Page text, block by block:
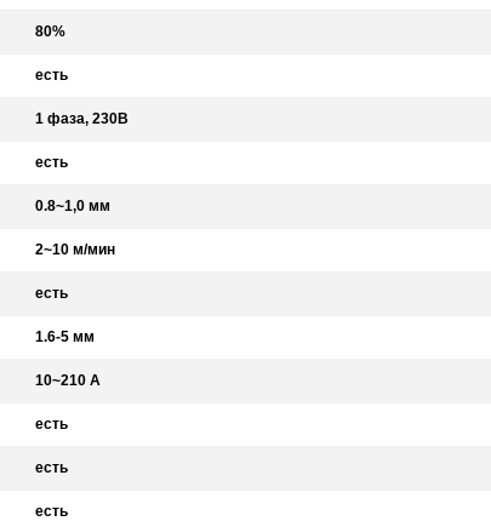
80%
есть
1 фаза, 230В
есть
0.8~1,0 мм
2~10 м/мин
есть
1.6-5 мм
10~210 A
есть
есть
есть